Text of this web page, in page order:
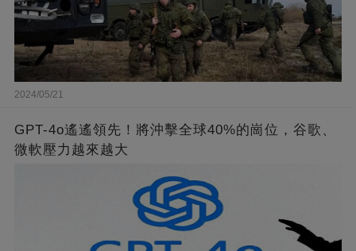
2024/05/21
GPT-4o遙遙領先！將沖擊全球40%的崗位，谷歌、
微軟壓力越來越大